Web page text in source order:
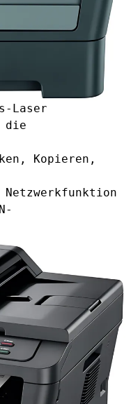
Laser
die
Kopieren,
Netzwerkfunktion